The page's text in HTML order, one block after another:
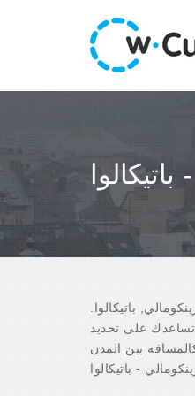
باتيكالوا.
على تحديد
بين المدن